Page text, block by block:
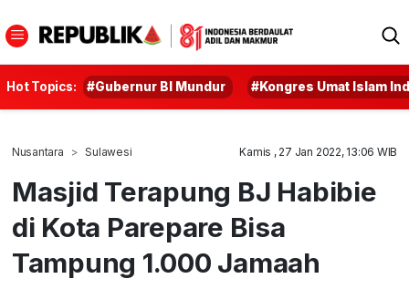
Hot Topics: #Gubernur BI Mundur #Kongres Umat Islam
Nusantara Sulawesi Kamis , 27 Jan 2022, 13:06 WIB
Masjid Terapung BJ Habibie
di Kota Parepare Bisa
Tampung 1.000 Jamaah